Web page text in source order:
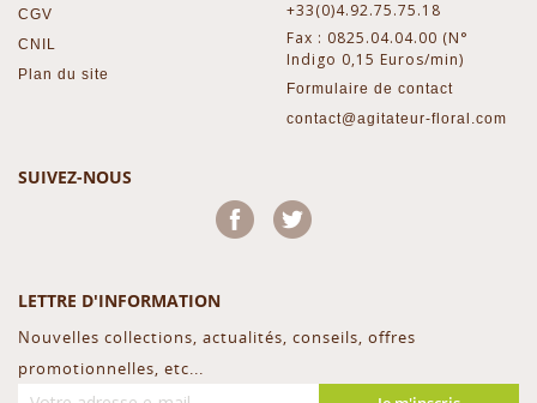
CGV
CNIL
Plan du site
+33(0)4.92.75.75.18
Fax : 0825.04.04.00 (N°
Indigo 0,15 Euros/min)
Formulaire de contact
contact@agitateur-floral.com
SUIVEZ-NOUS
Facebook
LETTRE D'INFORMATION
Nouvelles collections, actualités, conseils, offres
promotionnelles, etc...